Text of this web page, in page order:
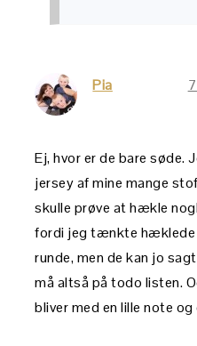
Pia
Ej, hvor er de bare søde.
jersey af mine mange
skulle prøve at hækle
fordi jeg tænkte hæklede
runde, men de kan jo
må altså på todo listen.
bliver med en lille note og